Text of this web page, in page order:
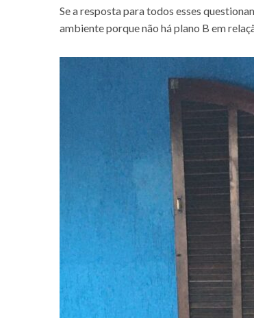
Se a resposta para todos esses
ambiente porque não há plano B em